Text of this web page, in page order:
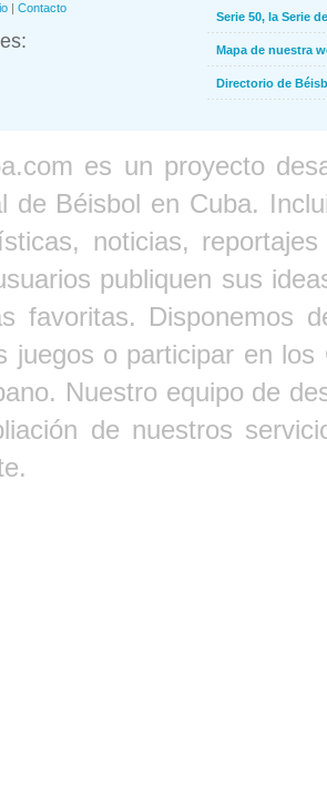
| Contacto
Serie 50, la Serie
Mapa de nuestra
Directorio de
es un proyecto
de Béisbol en Cuba.
noticias,
publiquen sus
favoritas. Disponemos
juegos o participar en
Nuestro equipo de
de nuestros